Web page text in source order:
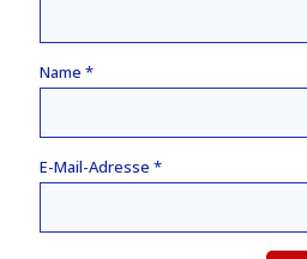
Name *
E-Mail-Adresse *